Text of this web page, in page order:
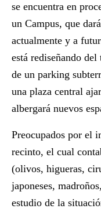
se encuentra en
un Campus, que
actualmente y a
está rediseñando
de un parking
una plaza central
albergará nuevos
Preocupados por el
recinto, el cual
(olivos, higueras,
japoneses,
estudio de la